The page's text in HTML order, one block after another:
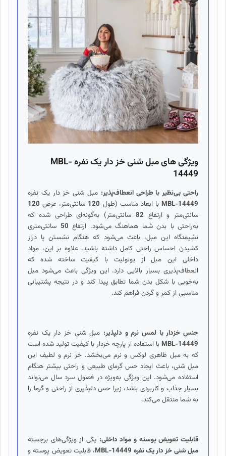
ویژگی های مبل شنی خز دار یک نفره MBL-
14449
راحتی بی‌نظیر با طراحی انعطاف‌پذیر: مبل شنی خز دار یک نفره
MBL-14449 با ابعاد مناسب (طول 120 سانتی‌متر، عرض 120
سانتی‌متر و ارتفاع 82 سانتی‌متر) به‌گونه‌ای طراحی شده که
به‌راحتی با بدن شما هماهنگ می‌شود. ارتفاع 50 سانتی‌متری
نشیمنگاه این مبل، باعث می‌شود که هنگام نشستن یا دراز
کشیدن احساس راحتی کامل داشته باشید. علاوه بر این، مواد
داخلی این مبل از یونولیت با کیفیت ساخته شده که
انعطاف‌پذیری بسیار بالایی دارد. این ویژگی باعث می‌شود مبل
به‌خوبی با شکل بدن شما تطابق پیدا کند و در نتیجه پشتیبانی
مناسبی از کمر و گردن فراهم کند.
جنس خزدار با لمس نرم و دلپذیر: مبل شنی خز دار یک نفره
MBL-14449با استفاده از پارچه خزدار با کیفیت تولید شده است
که به مبل ظاهری لوکس و نرم می‌بخشد. خز نرم و لطیف این
مبل شنی، باعث ایجاد حس گرمای طبیعی و راحتی بیشتر هنگام
استفاده می‌شود. این ویژگی به‌ویژه در فصول سرد سال می‌تواند
بسیار جذاب و کاربردی باشد، زیرا حس دلپذیری از راحتی و گرما را
به شما منتقل می‌کند.
قابلیت تعویض پوسته و مواد داخلی: یکی از ویژگی‌های برجسته
مبل شنی خز دار یک نفره MBL-14449
، قابلیت تعویض پوسته و